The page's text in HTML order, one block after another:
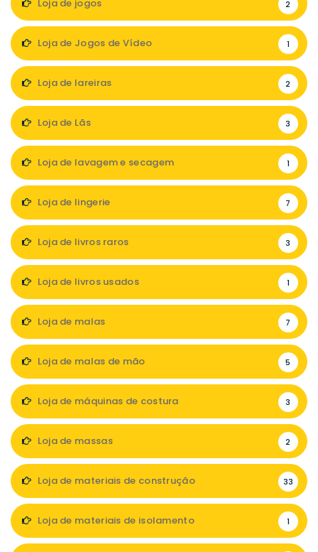
Loja de jogos 2
Loja de Jogos de Vídeo 1
Loja de lareiras 2
Loja de Lãs 3
Loja de lavagem e secagem 1
Loja de lingerie 7
Loja de livros raros 3
Loja de livros usados 1
Loja de malas 7
Loja de malas de mão 5
Loja de máquinas de costura 3
Loja de massas 2
Loja de materiais de construção 33
Loja de materiais de isolamento 1